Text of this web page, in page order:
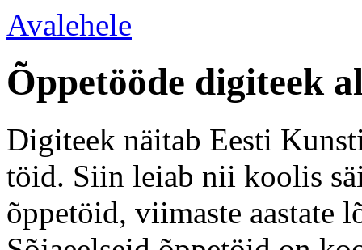
Avalehele
Õppetööde digiteek
Digiteek näitab Eesti
töid. Siin leiab nii koolis
õppetöid, viimaste aastate